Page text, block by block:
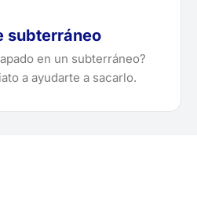
subterráneo
en un subterráneo?
a ayudarte a sacarlo.